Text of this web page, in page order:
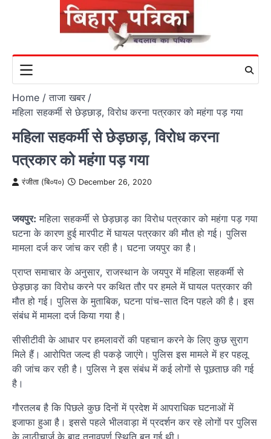
Home
ताजा खबर
महिला सहकर्मी से छेड़छाड़, विरोध करना पत्रकार को महंगा पड़ गया
महिला सहकर्मी से छेड़छाड़, विरोध करना
पत्रकार को महंगा पड़ गया
रंजीता (बि०प०) December 26, 2020
जयपुर: महिला सहकर्मी से छेड़छाड़ का विरोध पत्रकार को महंगा पड़ गया
घटना के कारण हुई मारपीट में घायल पत्रकार की मौत हो गई। पुलिस
मामला दर्ज कर जांच कर रही है। घटना जयपुर का है।
प्राप्त समाचार के अनुसार, राजस्थान के जयपुर में महिला सहकर्मी से
छेड़छाड़ का विरोध करने पर कथित तौर पर हमले में घायल पत्रकार की
मौत हो गई। पुलिस के मुताबिक, घटना पांच-सात दिन पहले की है। इस
संबंध में मामला दर्ज किया गया है।
सीसीटीवी के आधार पर हमलावरों की पहचान करने के लिए कुछ सुराग
मिले हैं। आरोपित जल्द ही पकड़े जाएंगे। पुलिस इस मामले में हर पहलू
की जांच कर रही है। पुलिस ने इस संबंध में कई लोगों से पूछताछ की गई
है।
गौरतलब है कि पिछले कुछ दिनों में प्रदेश में आपराधिक घटनाओं में
इजाफा हुआ है। इससे पहले भीलवाड़ा में प्रदर्शन कर रहे लोगों पर पुलिस